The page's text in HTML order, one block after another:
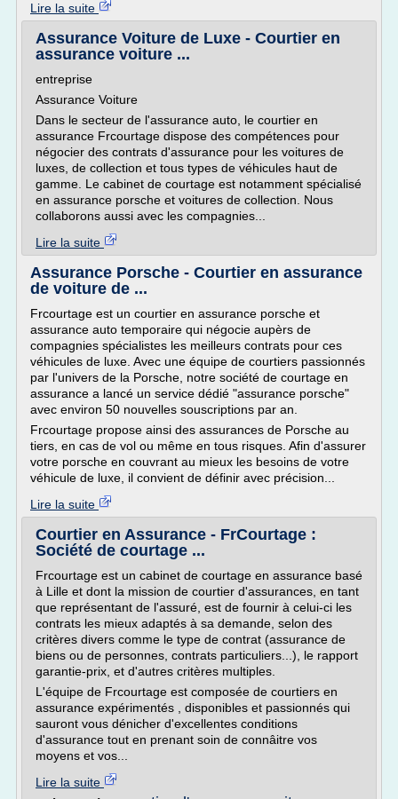
Lire la suite
Assurance Voiture de Luxe - Courtier en
assurance voiture ...
entreprise
Assurance Voiture
Dans le secteur de l'assurance auto, le courtier en
assurance Frcourtage dispose des compétences pour
négocier des contrats d'assurance pour les voitures de
luxes, de collection et tous types de véhicules haut de
gamme. Le cabinet de courtage est notamment spécialisé
en assurance porsche et voitures de collection. Nous
collaborons aussi avec les compagnies...
Lire la suite
Assurance Porsche - Courtier en assurance
de voiture de ...
Frcourtage est un courtier en assurance porsche et
assurance auto temporaire qui négocie aupèrs de
compagnies spécialistes les meilleurs contrats pour ces
véhicules de luxe. Avec une équipe de courtiers passionnés
par l'univers de la Porsche, notre société de courtage en
assurance a lancé un service dédié "assurance porsche"
avec environ 50 nouvelles souscriptions par an.
Frcourtage propose ainsi des assurances de Porsche au
tiers, en cas de vol ou même en tous risques. Afin d'assurer
votre porsche en couvrant au mieux les besoins de votre
véhicule de luxe, il convient de définir avec précision...
Lire la suite
Courtier en Assurance - FrCourtage :
Société de courtage ...
Frcourtage est un cabinet de courtage en assurance basé
à Lille et dont la mission de courtier d'assurances, en tant
que représentant de l'assuré, est de fournir à celui-ci les
contrats les mieux adaptés à sa demande, selon des
critères divers comme le type de contrat (assurance de
biens ou de personnes, contrats particuliers...), le rapport
garantie-prix, et d'autres critères multiples.
L'équipe de Frcourtage est composée de courtiers en
assurance expérimentés , disponibles et passionnés qui
sauront vous dénicher d'excellentes conditions
d'assurance tout en prenant soin de connâitre vos
moyens et vos...
Lire la suite